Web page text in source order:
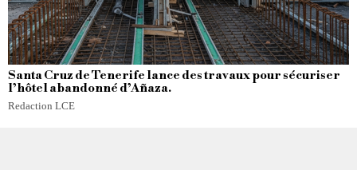
Santa Cruz de Tenerife lance des travaux pour sécuriser
l’hôtel abandonné d’Añaza.
Redaction LCE